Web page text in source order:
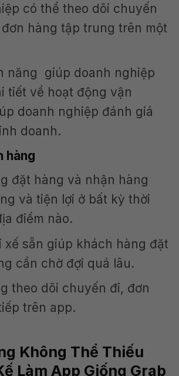
có thể theo dõi chuyến
hàng tập trung trên một
năng giúp doanh nghiệp
tiết về hoạt động vận
doanh nghiệp đánh giá
doanh.
hàng
đặt hàng và nhận hàng
và tiện lợi ở bất kỳ thời
điểm nào.
xế sẵn giúp khách hàng đặt
cần chờ đợi quá lâu.
theo dõi chuyến đi, đơn
trên app.
Không Thể Thiếu
Làm App Giống Grab